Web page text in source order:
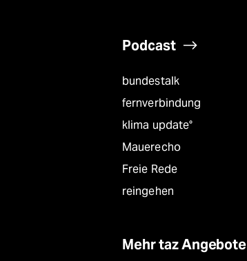
Podcast
bundestalk
fernverbindung
klima update°
Mauerecho
Freie Rede
reingehen
Mehr taz Angebote